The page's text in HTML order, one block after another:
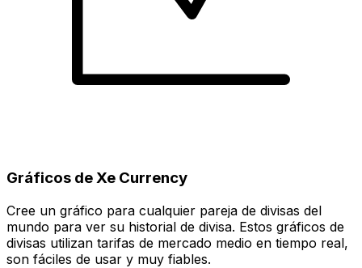
Gráficos de Xe Currency
Cree un gráfico para cualquier pareja de divisas del
mundo para ver su historial de divisa. Estos gráficos de
divisas utilizan tarifas de mercado medio en tiempo real,
son fáciles de usar y muy fiables.